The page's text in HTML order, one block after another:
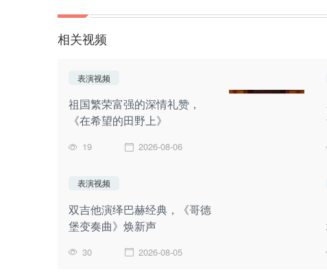
相关视频
表演视频
祖国繁荣富强的深情礼赞，
《在希望的田野上》
19 2026-08-06
表演视频
双吉他演绎巴赫经典，《哥德
堡变奏曲》焕新声
30 2026-08-05